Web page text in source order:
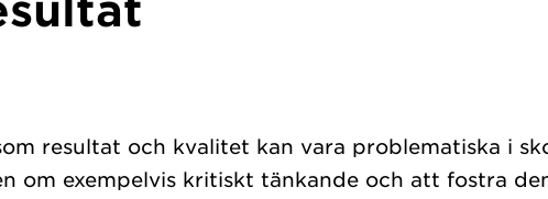
resultat och kvalitet kan vara problematiska i
om exempelvis kritiskt tänkande och att fostra